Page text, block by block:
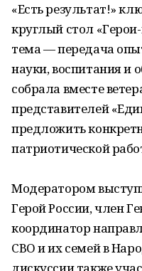
«Есть результат!»
круглый стол
тема — передача
науки, воспитания и
собрала вместе
представителей
предложить
патриотической
Модератором
Герой России, член
координатор
СВО и их семей в